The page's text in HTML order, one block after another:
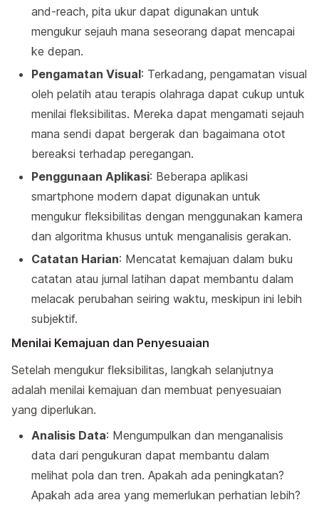
and-reach, pita ukur dapat digunakan untuk
mengukur sejauh mana seseorang dapat mencapai
ke depan.
Pengamatan Visual: Terkadang, pengamatan visual
oleh pelatih atau terapis olahraga dapat cukup untuk
menilai fleksibilitas. Mereka dapat mengamati sejauh
mana sendi dapat bergerak dan bagaimana otot
bereaksi terhadap peregangan.
Penggunaan Aplikasi: Beberapa aplikasi
smartphone modern dapat digunakan untuk
mengukur fleksibilitas dengan menggunakan kamera
dan algoritma khusus untuk menganalisis gerakan.
Catatan Harian: Mencatat kemajuan dalam buku
catatan atau jurnal latihan dapat membantu dalam
melacak perubahan seiring waktu, meskipun ini lebih
subjektif.
Menilai Kemajuan dan Penyesuaian
Setelah mengukur fleksibilitas, langkah selanjutnya
adalah menilai kemajuan dan membuat penyesuaian
yang diperlukan.
Analisis Data: Mengumpulkan dan menganalisis
data dari pengukuran dapat membantu dalam
melihat pola dan tren. Apakah ada peningkatan?
Apakah ada area yang memerlukan perhatian lebih?